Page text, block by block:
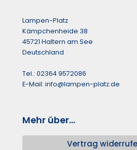
Lampen-Platz
Kämpchenheide 38
45721 Haltern am See
Deutschland
Tel.: 02364 9572086
E-Mail: info@lampen-platz.de
Mehr über...
Vertrag